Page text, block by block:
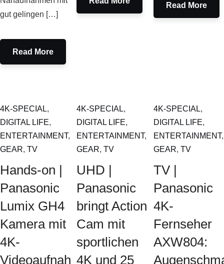
gut gelingen […]
Read More
Read More
4K-SPECIAL,
DIGITAL LIFE,
ENTERTAINMENT,
GEAR, TV
Hands-on |
Panasonic
Lumix GH4
Kamera mit
4K-
Videoaufnahme
4K-SPECIAL,
DIGITAL LIFE,
ENTERTAINMENT,
GEAR,TV
UHD |
Panasonic
bringt Action
Cam mit
sportlichen
4K und 25
4K-SPECIAL,
DIGITAL LIFE,
ENTERTAINMENT,
GEAR, TV
TV |
Panasonic
4K-
Fernseher
AXW804: